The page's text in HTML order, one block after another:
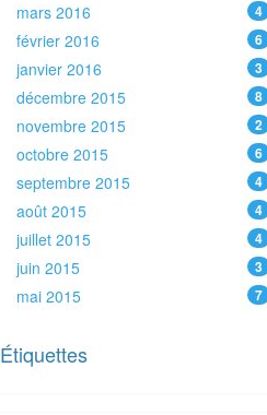
mars 2016 4
février 2016 6
janvier 2016 3
décembre 2015 8
novembre 2015 2
octobre 2015 6
septembre 2015 4
août 2015 4
juillet 2015 4
juin 2015 3
mai 2015 7
Étiquettes